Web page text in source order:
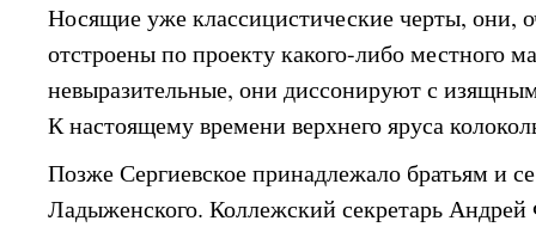
Носящие уже классицистические черты, они,
отстроены по проекту какого-либо местного
невыразительные, они диссонируют с
К настоящему времени верхнего яруса
Позже Сергиевское принадлежало братьям и
Ладыженского. Коллежский секретарь